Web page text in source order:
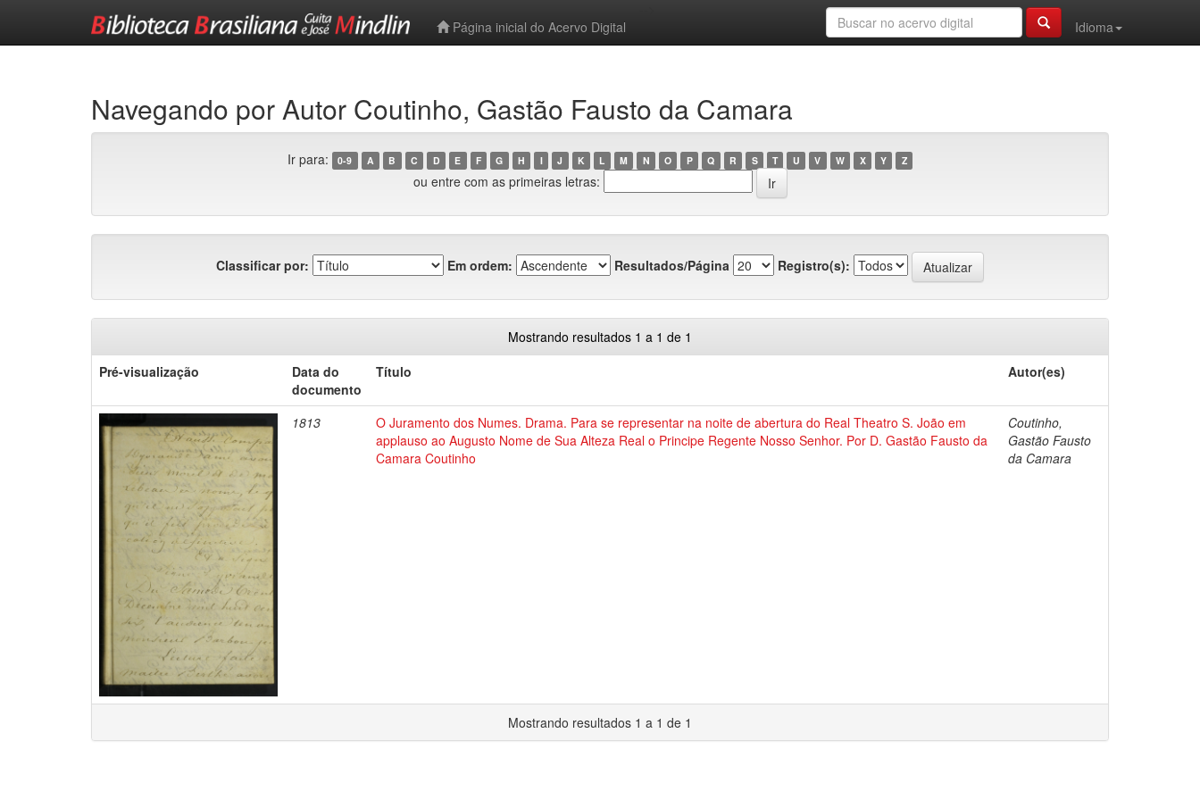
Página inicial do Acervo Digital
Idioma
Navegando por Autor Coutinho, Gastão Fausto da Camara
Ir para: 0-9 A B C D E F G H I J K L M N O P Q R S T U V W X Y Z
ou entre com as primeiras letras:
Classificar por: Em ordem: Resultados/Página Registro(s):
Mostrando resultados 1 a 1 de 1
Pré-visualização
Data do
documento
Título Autor(es)
1813
O Juramento dos Numes. Drama. Para se representar na noite de abertura do Real Theatro S. João em
applauso ao Augusto Nome de Sua Alteza Real o Principe Regente Nosso Senhor. Por D. Gastão Fausto da
Camara Coutinho
Coutinho,
Gastão Fausto
da Camara
Mostrando resultados 1 a 1 de 1